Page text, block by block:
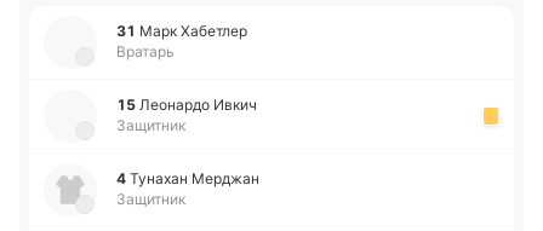
31 Марк Ха­бе­тлер
Вратарь
15 Лео­на­рдо Ивкич
Защитник
4 Ту­на­хан Ме­рджан
Защитник